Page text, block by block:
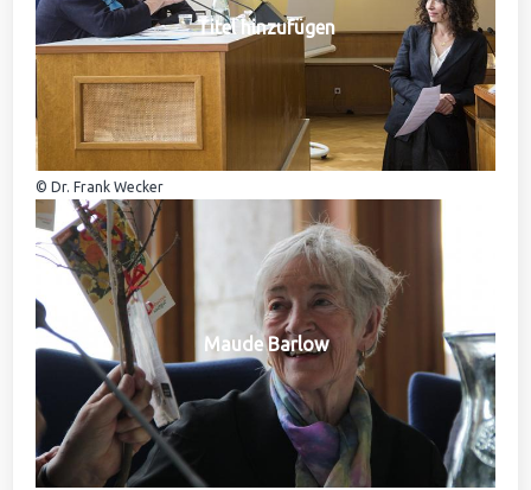
Titel hinzufügen
© Dr. Frank Wecker
Maude Barlow